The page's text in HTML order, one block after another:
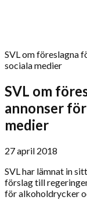
SVL om föreslagna
sociala medier
SVL om
annonser
medier
27 april 2018
SVL har lämnat in
förslag till
för alkoholdrycker